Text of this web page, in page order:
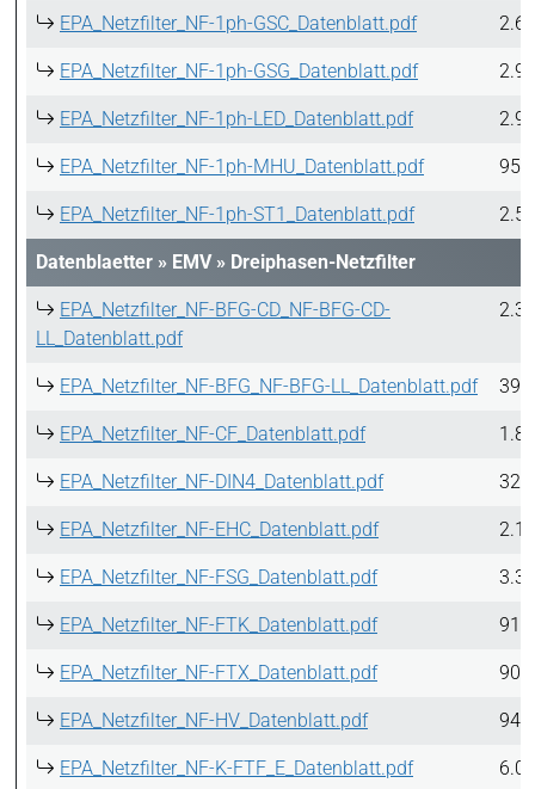
EPA_Netzfilter_NF-1ph-GSC_Datenblatt.pdf
EPA_Netzfilter_NF-1ph-GSG_Datenblatt.pdf
EPA_Netzfilter_NF-1ph-LED_Datenblatt.pdf
EPA_Netzfilter_NF-1ph-MHU_Datenblatt.pdf
EPA_Netzfilter_NF-1ph-ST1_Datenblatt.pdf
Datenblaetter » EMV » Dreiphasen-Netzfilter
EPA_Netzfilter_NF-BFG-CD_NF-BFG-CD-
LL_Datenblatt.pdf
EPA_Netzfilter_NF-BFG_NF-BFG-LL_Datenblatt.pdf
EPA_Netzfilter_NF-CF_Datenblatt.pdf
EPA_Netzfilter_NF-DIN4_Datenblatt.pdf
EPA_Netzfilter_NF-EHC_Datenblatt.pdf
EPA_Netzfilter_NF-FSG_Datenblatt.pdf
EPA_Netzfilter_NF-FTK_Datenblatt.pdf
EPA_Netzfilter_NF-FTX_Datenblatt.pdf
EPA_Netzfilter_NF-HV_Datenblatt.pdf
EPA_Netzfilter_NF-K-FTF_E_Datenblatt.pdf